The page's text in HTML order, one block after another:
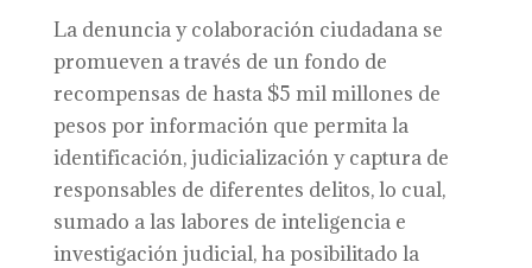
La denuncia y colaboración ciudadana se
promueven a través de un fondo de
recompensas de hasta $5 mil millones de
pesos por información que permita la
identificación, judicialización y captura de
responsables de diferentes delitos, lo cual,
sumado a las labores de inteligencia e
investigación judicial, ha posibilitado la